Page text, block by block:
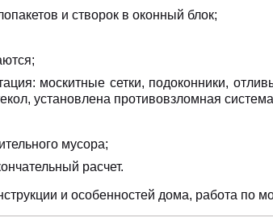
и створок в оконный блок;
москитные сетки, подоконники,
установлена противовзломная
мусора;
расчет.
и особенностей дома, работа по